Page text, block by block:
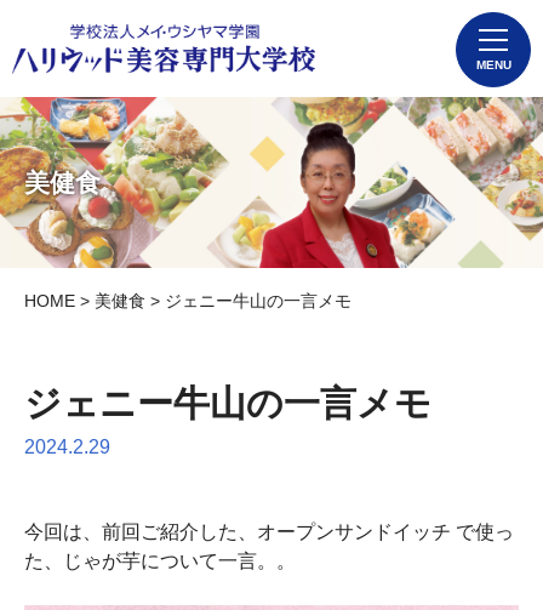
MENU
美健食
HOME > 美健食 > ジェニー牛山の一言メモ
ジェニー牛山の一言メモ
2024.2.29
今回は、前回ご紹介した、オープンサンドイッチ で使っ
た、じゃが芋について一言。。